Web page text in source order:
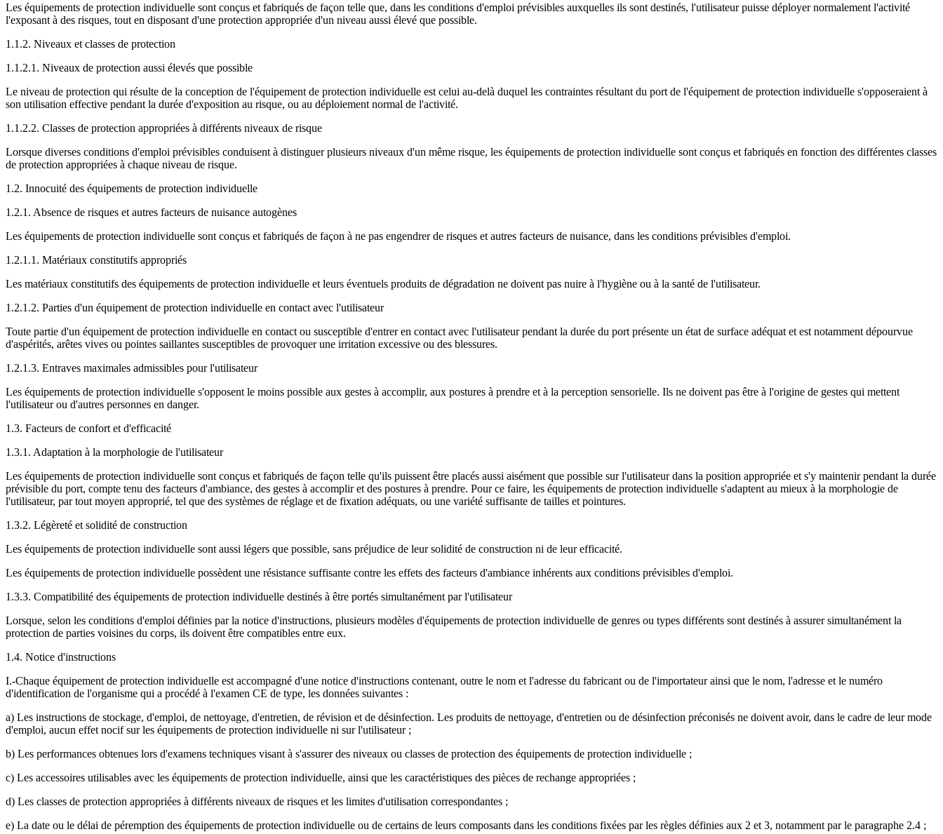
Les équipements de protection individuelle sont conçus et fabriqués de façon telle que, dans les conditions d'emploi prévisibles auxquelles ils sont destinés, l'utilisateur puisse déployer normalement l'activité
l'exposant à des risques, tout en disposant d'une protection appropriée d'un niveau aussi élevé que possible.
1.1.2. Niveaux et classes de protection
1.1.2.1. Niveaux de protection aussi élevés que possible
Le niveau de protection qui résulte de la conception de l'équipement de protection individuelle est celui au-delà duquel les contraintes résultant du port de l'équipement de protection individuelle s'opposeraient à
son utilisation effective pendant la durée d'exposition au risque, ou au déploiement normal de l'activité.
1.1.2.2. Classes de protection appropriées à différents niveaux de risque
Lorsque diverses conditions d'emploi prévisibles conduisent à distinguer plusieurs niveaux d'un même risque, les équipements de protection individuelle sont conçus et fabriqués en fonction des différentes classes
de protection appropriées à chaque niveau de risque.
1.2. Innocuité des équipements de protection individuelle
1.2.1. Absence de risques et autres facteurs de nuisance autogènes
Les équipements de protection individuelle sont conçus et fabriqués de façon à ne pas engendrer de risques et autres facteurs de nuisance, dans les conditions prévisibles d'emploi.
1.2.1.1. Matériaux constitutifs appropriés
Les matériaux constitutifs des équipements de protection individuelle et leurs éventuels produits de dégradation ne doivent pas nuire à l'hygiène ou à la santé de l'utilisateur.
1.2.1.2. Parties d'un équipement de protection individuelle en contact avec l'utilisateur
Toute partie d'un équipement de protection individuelle en contact ou susceptible d'entrer en contact avec l'utilisateur pendant la durée du port présente un état de surface adéquat et est notamment dépourvue
d'aspérités, arêtes vives ou pointes saillantes susceptibles de provoquer une irritation excessive ou des blessures.
1.2.1.3. Entraves maximales admissibles pour l'utilisateur
Les équipements de protection individuelle s'opposent le moins possible aux gestes à accomplir, aux postures à prendre et à la perception sensorielle. Ils ne doivent pas être à l'origine de gestes qui mettent
l'utilisateur ou d'autres personnes en danger.
1.3. Facteurs de confort et d'efficacité
1.3.1. Adaptation à la morphologie de l'utilisateur
Les équipements de protection individuelle sont conçus et fabriqués de façon telle qu'ils puissent être placés aussi aisément que possible sur l'utilisateur dans la position appropriée et s'y maintenir pendant la durée
prévisible du port, compte tenu des facteurs d'ambiance, des gestes à accomplir et des postures à prendre. Pour ce faire, les équipements de protection individuelle s'adaptent au mieux à la morphologie de
l'utilisateur, par tout moyen approprié, tel que des systèmes de réglage et de fixation adéquats, ou une variété suffisante de tailles et pointures.
1.3.2. Légèreté et solidité de construction
Les équipements de protection individuelle sont aussi légers que possible, sans préjudice de leur solidité de construction ni de leur efficacité.
Les équipements de protection individuelle possèdent une résistance suffisante contre les effets des facteurs d'ambiance inhérents aux conditions prévisibles d'emploi.
1.3.3. Compatibilité des équipements de protection individuelle destinés à être portés simultanément par l'utilisateur
Lorsque, selon les conditions d'emploi définies par la notice d'instructions, plusieurs modèles d'équipements de protection individuelle de genres ou types différents sont destinés à assurer simultanément la
protection de parties voisines du corps, ils doivent être compatibles entre eux.
1.4. Notice d'instructions
I.-Chaque équipement de protection individuelle est accompagné d'une notice d'instructions contenant, outre le nom et l'adresse du fabricant ou de l'importateur ainsi que le nom, l'adresse et le numéro
d'identification de l'organisme qui a procédé à l'examen CE de type, les données suivantes :
a) Les instructions de stockage, d'emploi, de nettoyage, d'entretien, de révision et de désinfection. Les produits de nettoyage, d'entretien ou de désinfection préconisés ne doivent avoir, dans le cadre de leur mode
d'emploi, aucun effet nocif sur les équipements de protection individuelle ni sur l'utilisateur ;
b) Les performances obtenues lors d'examens techniques visant à s'assurer des niveaux ou classes de protection des équipements de protection individuelle ;
c) Les accessoires utilisables avec les équipements de protection individuelle, ainsi que les caractéristiques des pièces de rechange appropriées ;
d) Les classes de protection appropriées à différents niveaux de risques et les limites d'utilisation correspondantes ;
e) La date ou le délai de péremption des équipements de protection individuelle ou de certains de leurs composants dans les conditions fixées par les règles définies aux 2 et 3, notamment par le paragraphe 2.4 ;